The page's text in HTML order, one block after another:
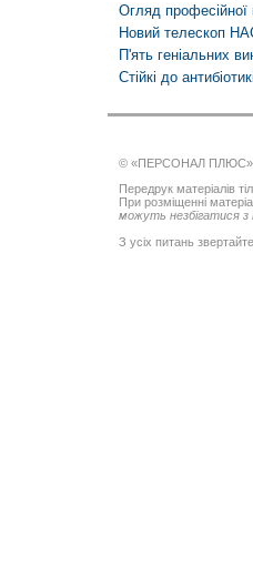
Огляд
Новий телескоп
П'ять геніальних
Стійкі до
© «ПЕРСОНАЛ ПЛЮС».
Передрук матеріалів
При розміщенні
можуть незбігатися з
З усіх питань